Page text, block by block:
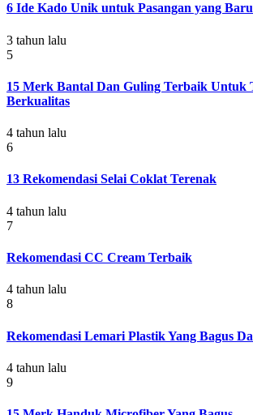
6 Ide Kado Unik untuk Pasangan yang
3 tahun lalu
5
15 Merk Bantal Dan Guling Terbaik Untuk
Berkualitas
4 tahun lalu
6
13 Rekomendasi Selai Coklat Terenak
4 tahun lalu
7
Rekomendasi CC Cream Terbaik
4 tahun lalu
8
Rekomendasi Lemari Plastik Yang Bagus
4 tahun lalu
9